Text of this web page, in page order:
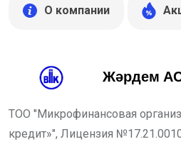
О компании
Жәрдем
ТОО "Микрофинансовая
кредит»", Лицензия